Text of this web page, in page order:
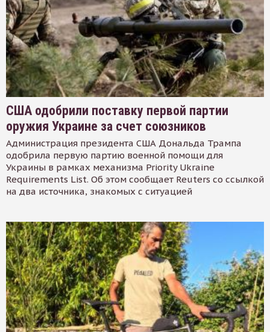
США одобрили поставку первой партии
оружия Украине за счет союзников
Администрация президента США Дональда Трампа
одобрила первую партию военной помощи для
Украины в рамках механизма Priority Ukraine
Requirements List. Об этом сообщает Reuters со ссылкой
на два источника, знакомых с ситуацией